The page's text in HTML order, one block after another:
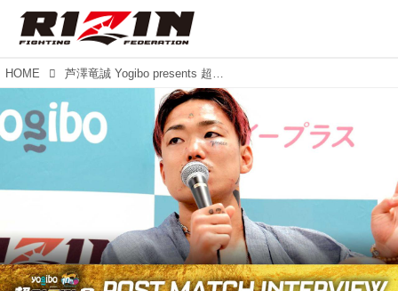
HOME 芦澤竜誠 Yogibo presents 超RIZIN.3 試合後インタビュー vol.4